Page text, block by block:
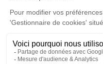
Monuments funéraires
Services aux familles
Politique de traitement des
Politique d’utilisation des